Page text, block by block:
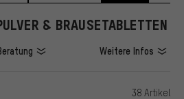
& BRAUSETABLETTEN
Weitere Infos
38 Artikel